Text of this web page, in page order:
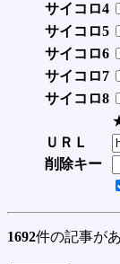
サイコロ4
サイコロ5
サイコロ6
サイコロ7
サイコロ8
ＵＲＬ
削除キー
1692件の記事が